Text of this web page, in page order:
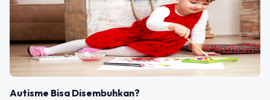
Autisme Bisa Disembuhkan?